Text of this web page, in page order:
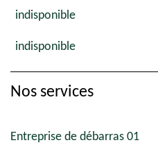
indisponible
indisponible
Nos services
Entreprise de débarras 01